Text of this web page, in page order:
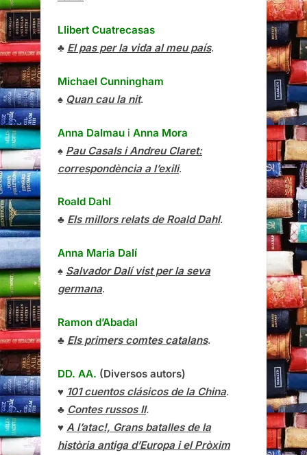
Llibert Cuatrecasas
♣ El pas per la vida al meu país.
Michael Cunningham
♠ Quan cau la nit.
Anna Dalmau i Anna Mora
♠ Pau Casals i Andreu Claret:
correspondència a l’exili.
Roald Dahl
♣ Els millors relats de Roald Dahl.
Anna Maria Dalí
♠ Salvador Dalí vist per la seva
germana.
Ramon d’Abadal
♣ Els primers comtes catalans.
DD. AA. (Diversos autors)
♥ 101 cuentos clásicos de la China.
♣ Contes russos II.
♥ A l’atac!, Grans batalles de la
història antiga d’Europa i el Pròxim